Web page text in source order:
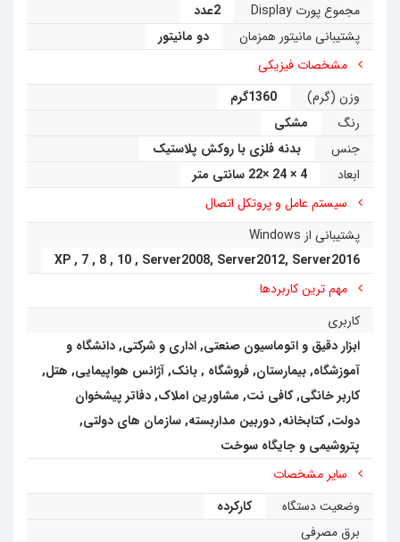
کامپیوتر
دو پورت USB 0.2 به­‌صورت مخفیانه قرار داده
شده تا برای کاربرانی که نیاز به امنیت بالاتری دارند
دیگر و 2 پورت USB 0.3 است. توسط این تین کلاینت با
HD­ می‌توان تصویری لذت بخش را تجربه نمود. مصرف
حدود 65­‌ وات است.این مینی کامپیوتر همراه با ماوس و
کیبورد اورجینال HP ارائه می‌شود.
مجموع پورت Display
2عدد
پشتیبانی مانیتور همزمان
دو مانیتور
مشخصات فیزیکی
وزن (گرم)
1360گرم
رنگ
مشکی
جنس
بدنه فلزی با روکش پلاستیک
ابعاد
4 × 24 ×22 سانتی متر
سیستم عامل و پروتکل اتصال
پشتیبانی از Windows
XP, 7, 8, 10, Server2008, Server2012, Server2016
مهم ترین کاربردها
کاربری
ابزار دقیق و اتوماسیون صنعتی,اداری و شرکتی,دانشگاه و
آموزشگاه,بیمارستان,فروشگاه ,بانک,آژانس هواپیمایی, هتل,
کاربر خانگی,کافی نت, مشاورین املاک, دفاتر پیشخوان
دولت, کتابخانه,دوربین مداربسته,سازمان های دولتی,
پتروشیمی و جایگاه سوخت
سایر مشخصات
وضعیت دستگاه
کارکرده
برق مصرفی